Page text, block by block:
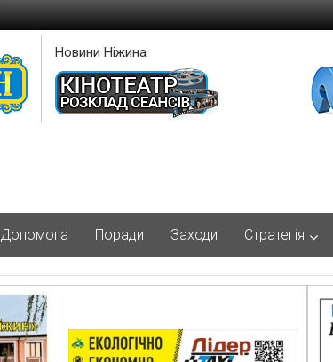
Новини Ніжина
Допомога Поради Заходи Стратегія